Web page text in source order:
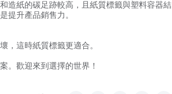
造紙的碳足跡較高，且紙質標籤與塑料容器結
提升產品銷售力。
，這時紙質標籤更適合。
。歡迎來到選擇的世界！